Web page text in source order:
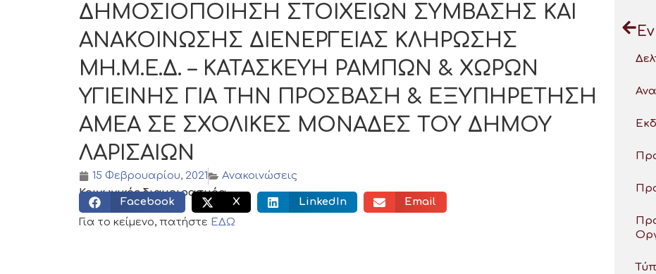
ΔΗΜΟΣΙΟΠΟΙΗΣΗ ΣΤΟΙΧΕΙΩΝ ΣΥΜΒΑΣΗΣ ΚΑΙ
ΑΝΑΚΟΙΝΩΣΗΣ ΔΙΕΝΕΡΓΕΙΑΣ ΚΛΗΡΩΣΗΣ
ΜΗ.Μ.Ε.Δ. – ΚΑΤΑΣΚΕΥΗ ΡΑΜΠΩΝ & ΧΩΡΩΝ
ΥΓΙΕΙΝΗΣ ΓΙΑ ΤΗΝ ΠΡΟΣΒΑΣΗ & ΕΞΥΠΗΡΕΤΗΣΗ
ΑΜΕΑ ΣΕ ΣΧΟΛΙΚΕΣ ΜΟΝΑΔΕΣ ΤΟΥ ΔΗΜΟΥ
ΛΑΡΙΣΑΙΩΝ
15 Φεβρουαρίου, 2021
Ανακοινώσεις
Κοινωνικός διαμοιρασμός:
Facebook X LinkedIn
Email
Για το κείμενο, πατήστε ΕΔΩ